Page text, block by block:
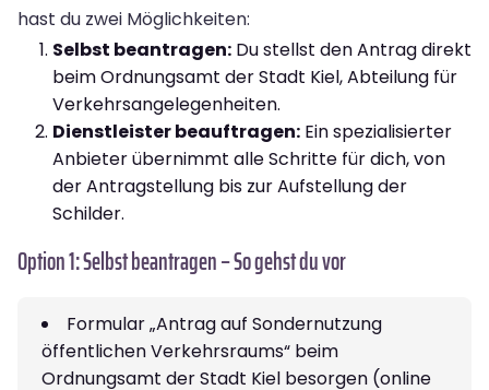
hast du zwei Möglichkeiten:
Selbst beantragen: Du stellst den Antrag direkt
beim Ordnungsamt der Stadt Kiel, Abteilung für
Verkehrsangelegenheiten.
Dienstleister beauftragen: Ein spezialisierter
Anbieter übernimmt alle Schritte für dich, von
der Antragstellung bis zur Aufstellung der
Schilder.
Option 1: Selbst beantragen – So gehst du vor
Formular „Antrag auf Sondernutzung
öffentlichen Verkehrsraums“ beim
Ordnungsamt der Stadt Kiel besorgen (online